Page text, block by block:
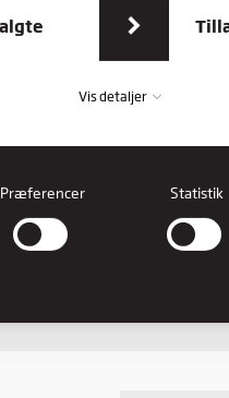
Vis detaljer
med at gøre en hjemmeside brugbar
såsom side-navigation og adgang til
Præferencer Statistik